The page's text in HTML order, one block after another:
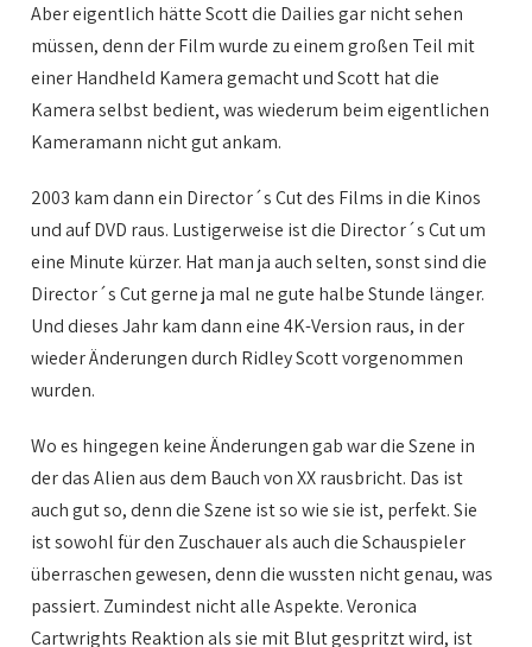
Aber eigentlich hätte Scott die Dailies gar nicht sehen
müssen, denn der Film wurde zu einem großen Teil mit
einer Handheld Kamera gemacht und Scott hat die
Kamera selbst bedient, was wiederum beim eigentlichen
Kameramann nicht gut ankam.
2003 kam dann ein Director´s Cut des Films in die Kinos
und auf DVD raus. Lustigerweise ist die Director´s Cut um
eine Minute kürzer. Hat man ja auch selten, sonst sind die
Director´s Cut gerne ja mal ne gute halbe Stunde länger.
Und dieses Jahr kam dann eine 4K-Version raus, in der
wieder Änderungen durch Ridley Scott vorgenommen
wurden.
Wo es hingegen keine Änderungen gab war die Szene in
der das Alien aus dem Bauch von XX rausbricht. Das ist
auch gut so, denn die Szene ist so wie sie ist, perfekt. Sie
ist sowohl für den Zuschauer als auch die Schauspieler
überraschen gewesen, denn die wussten nicht genau, was
passiert. Zumindest nicht alle Aspekte. Veronica
Cartwrights Reaktion als sie mit Blut gespritzt wird, ist